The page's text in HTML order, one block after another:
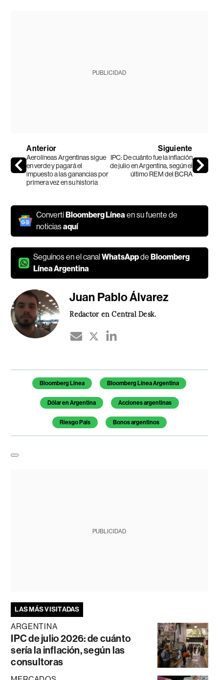
PUBLICIDAD
Anterior
Aerolíneas Argentinas sigue
en verde y pagará el
impuesto a las ganancias por
primera vez en su historia
Siguiente
IPC: De cuánto fue la inflación
de julio en Argentina, según el
último REM del BCRA
ConvertíBloomberg Línea en su fuente de
noticiasaquí
Seguínos en el canalWhatsAppdeBloomberg
Línea Argentina
Juan Pablo Álvarez
Redactor en Central Desk.
Temas de este artículo
Bloomberg Línea Bloomberg Línea Argentina
Dólar en Argentina Acciones argentinas
Riesgo País Bonos argentinos
PUBLICIDAD
LAS MÁS VISITADAS
ARGENTINA
IPC de julio 2026: de cuánto
sería la inflación, según las
consultoras